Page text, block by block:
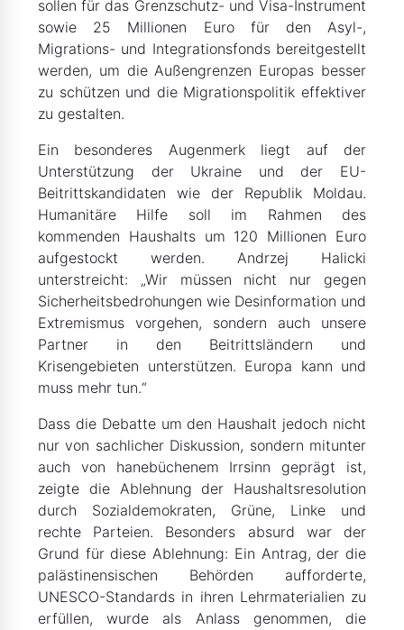
sollen für das Grenzschutz- und Visa-Instrument
sowie 25 Millionen Euro für den Asyl-,
Migrations- und Integrationsfonds bereitgestellt
werden, um die Außengrenzen Europas besser
zu schützen und die Migrationspolitik effektiver
zu gestalten.
Ein besonderes Augenmerk liegt auf der
Unterstützung der Ukraine und der EU-
Beitrittskandidaten wie der Republik Moldau.
Humanitäre Hilfe soll im Rahmen des
kommenden Haushalts um 120 Millionen Euro
aufgestockt werden. Andrzej Halicki
unterstreicht: „Wir müssen nicht nur gegen
Sicherheitsbedrohungen wie Desinformation und
Extremismus vorgehen, sondern auch unsere
Partner in den Beitrittsländern und
Krisengebieten unterstützen. Europa kann und
muss mehr tun.“
Dass die Debatte um den Haushalt jedoch nicht
nur von sachlicher Diskussion, sondern mitunter
auch von hanebüchenem Irrsinn geprägt ist,
zeigte die Ablehnung der Haushaltsresolution
durch Sozialdemokraten, Grüne, Linke und
rechte Parteien. Besonders absurd war der
Grund für diese Ablehnung: Ein Antrag, der die
palästinensischen Behörden aufforderte,
UNESCO-Standards in ihren Lehrmaterialien zu
erfüllen, wurde als Anlass genommen, die